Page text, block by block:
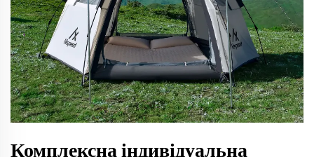
Комплексна індивідуальна